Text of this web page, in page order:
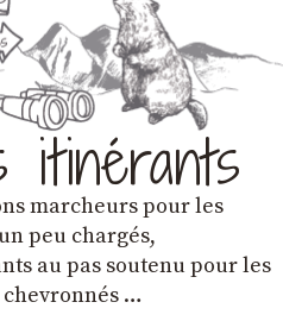
itinérants
marcheurs pour les
peu chargés,
au pas soutenu pour les
…